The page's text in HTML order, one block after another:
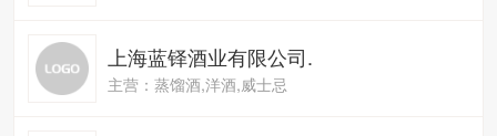
上海蓝铎酒业有限公司.
主营：蒸馏酒,洋酒,威士忌